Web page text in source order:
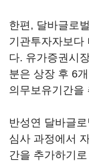
한편, 달바글로
기관투자자보다
다. 유가증권시
분은 상장 후 6
의무보유기간을
반성연 달바글
심사 과정에서
간을 추가하기